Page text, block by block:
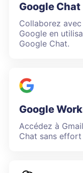
Google Chat
Collaborez
Google en
Google Chat.
Google
Accédez à
Chat sans